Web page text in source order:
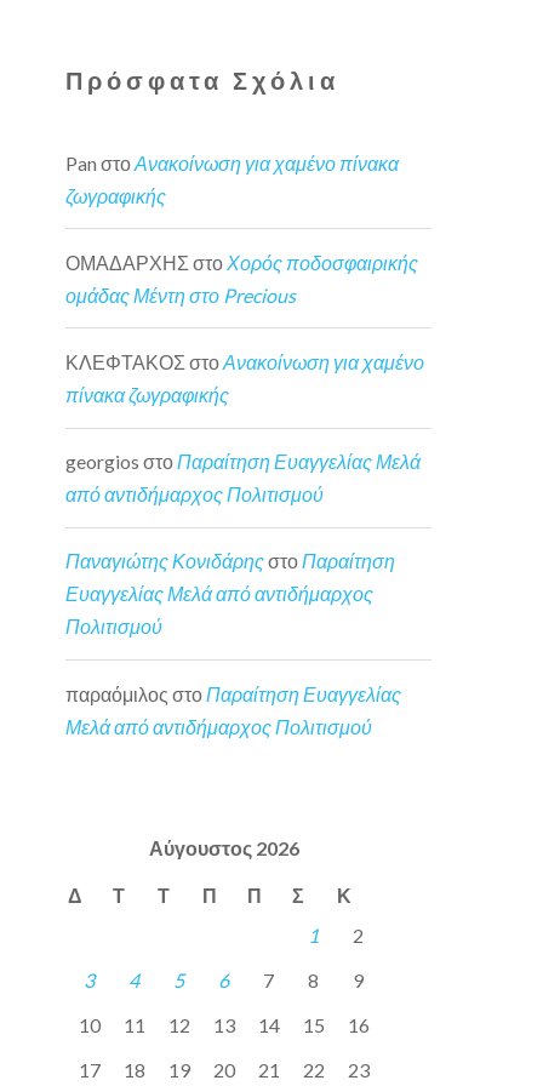
Πρόσφατα Σχόλια
Pan στοΑνακοίνωση για χαμένο πίνακα
ζωγραφικής
ΟΜΑΔΑΡΧΗΣ στο Χορός ποδοσφαιρικής
ομάδας Μέντη στο Precious
ΚΛΕΦΤΑΚΟΣ στοΑνακοίνωση για χαμένο
πίνακα ζωγραφικής
georgios στοΠαραίτηση Ευαγγελίας Μελά
από αντιδήμαρχος Πολιτισμού
Παναγιώτης ΚονιδάρηςστοΠαραίτηση
Ευαγγελίας Μελά από αντιδήμαρχος
Πολιτισμού
παραόμιλος στο Παραίτηση Ευαγγελίας
Μελά από αντιδήμαρχος Πολιτισμού
Αύγουστος 2026
Δ Τ Τ Π Π Σ
Κ
1
2
3
4 5 6 7 8
9
10
11 12 13 14 15
16
17
18 19 20 21 22 23